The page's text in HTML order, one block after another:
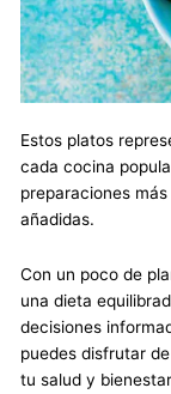
Estos platos
cada cocina
preparaciones
añadidas.
Con un poco de
una dieta
decisiones
puedes disfrutar
tu salud y